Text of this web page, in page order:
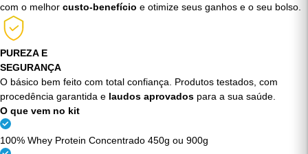
PRATICIDADE E ECONOMIA
Pare de comprar produtos separados. Leve este
com o melhor
PUREZA E
SEGURANÇA
O básico bem feito com total confiança. Produtos testados, com
procedência garantida e
O que vem no kit